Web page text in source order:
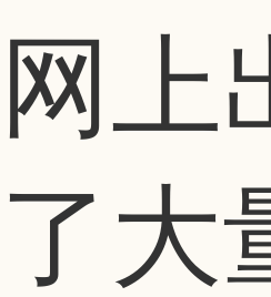
网上
了大